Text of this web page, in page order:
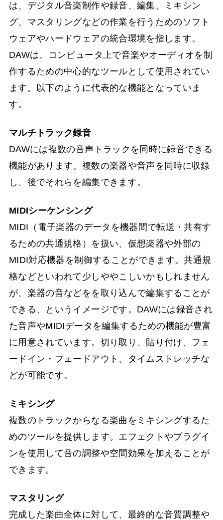
は、デジタル音楽制作や録音、編集、ミキシン
グ、マスタリングなどの作業を行うためのソフト
ウェアやハードウェアの統合環境を指します。
DAWは、コンピュータ上で音楽やオーディオを制
作するための中心的なツールとして使用されてい
ます。以下のように代表的な機能となっていま
す。
マルチトラック録音
DAWには複数の音声トラックを同時に録音できる
機能があります。複数の楽器や音声を同時に収録
し、後でそれらを編集できます。
MIDIシーケンシング
MIDI（電子楽器のデータを機器間で転送・共有す
るための共通規格）を扱い、仮想楽器や外部の
MIDI対応機器を制御することができます。共通規
格などといわれて少しややこしいかもしれません
が、楽器の音などをを取り込んで編集することが
できる、というイメージです。DAWには録音され
た音声やMIDIデータを編集するための機能が豊富
に用意されています。切り取り、貼り付け、フェ
ードイン・フェードアウト、タイムストレッチな
どが可能です。
ミキシング
複数のトラックからなる楽曲をミキシングするた
めのツールを提供します。エフェクトやプラグイ
ンを使用して音の調整や空間効果を加えることが
できます。
マスタリング
完成した楽曲全体に対して、最終的な音質調整や